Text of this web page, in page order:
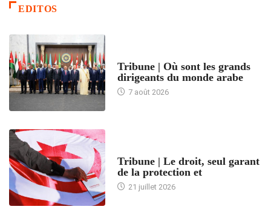
EDITOS
Tribune | Où sont les grands
dirigeants du monde arabe
7 août 2026
Tribune | Le droit, seul garant
de la protection et
21 juillet 2026